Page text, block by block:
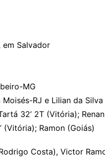
em Salvador
MG
RJ e Lilian da Silva
32’ 2T (Vitória);
(Vitória); Ramon (Goiás)
Costa), Victor